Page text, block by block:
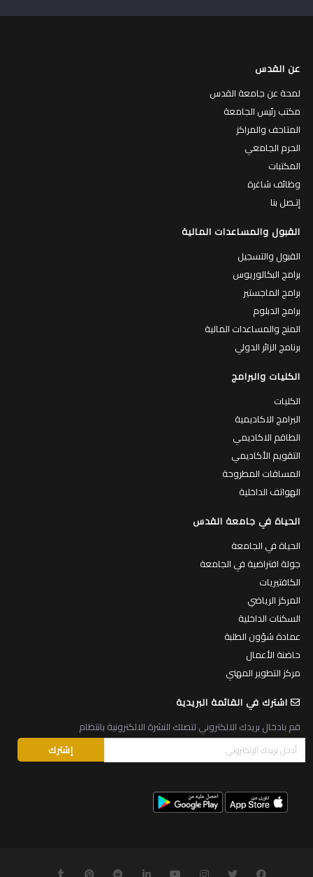
عن القدس
لمحة عن جامعة القدس
مكتب رئيس الجامعة
المتاحف والمراكز
الحرم الجامعي
المكتبات
وظائف شاغرة
إتـصل بنا
القبول والمساعدات المالية
القبول والتسجيل
برامج البكالوريوس
برامج الماجستير
برامج الدبلوم
المنح والمساعدات المالية
برنامج الزائر الدولي
الكليات والبرامج
الكليات
البرامج الاكاديمية
الطاقم الاكاديمي
التقويم الأكاديمي
المساقات المطروحة
الهواتف الداخلية
الحياة في جامعة القدس
الحياة في الجامعة
جولة افتراضية في الجامعة
الكافتيريات
المركز الرياضي
السكنات الداخلية
عمادة شؤون الطلبة
حاضنة الأعمال
مركز التطوير المهني
اشترك في القائمة البريدية
قم بادخال بريدك الالكتروني لتصلك النشرة الالكترونية بانتظام